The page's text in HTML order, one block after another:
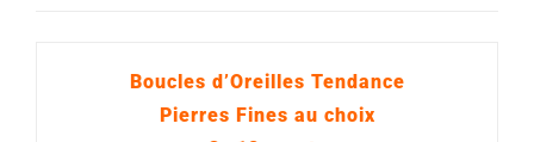
Boucles d’Oreilles Tendance
Pierres Fines au choix